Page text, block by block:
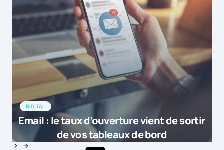
DIGITAL
Email : le taux d’ouverture vient de sortir
de vos tableaux de bord